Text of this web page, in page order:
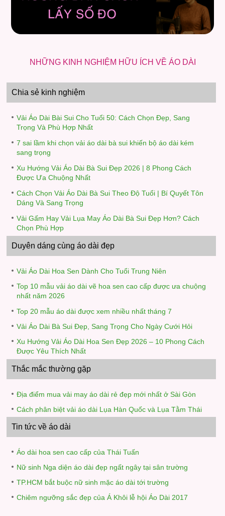
NHỮNG KINH NGHIỆM HỮU ÍCH VỀ ÁO DÀI
Chia sẻ kinh nghiệm
Vải Áo Dài Bài Sui Cho Tuổi 50: Cách Chọn Đẹp, Sang
Trọng Và Phù Hợp Nhất
7 sai lầm khi chọn vải áo dài bà sui khiến bộ áo dài kém
sang trọng
Xu Hướng Vải Áo Dài Bà Sui Đẹp 2026 | 8 Phong Cách
Được Ưa Chuộng Nhất
Cách Chọn Vải Áo Dài Bà Sui Theo Độ Tuổi | Bí Quyết Tôn
Dáng Và Sang Trọng
Vải Gấm Hay Vải Lụa May Áo Dài Bà Sui Đẹp Hơn? Cách
Chọn Phù Hợp
Duyên dáng cùng áo dài đẹp
Vải Áo Dài Hoa Sen Dành Cho Tuổi Trung Niên
Top 10 mẫu vải áo dài vẽ hoa sen cao cấp được ưa chuộng
nhất năm 2026
Top 20 mẫu áo dài được xem nhiều nhất tháng 7
Vải Áo Dài Bà Sui Đẹp, Sang Trọng Cho Ngày Cưới Hỏi
Xu Hướng Vải Áo Dài Hoa Sen Đẹp 2026 – 10 Phong Cách
Được Yêu Thích Nhất
Thắc mắc thường gặp
Địa điểm mua vải may áo dài rẻ đẹp mới nhất ở Sài Gòn
Cách phân biệt vải áo dài Lụa Hàn Quốc và Lụa Tằm Thái
Tin tức về áo dài
Áo dài hoa sen cao cấp của Thái Tuấn
Nữ sinh Nga diện áo dài đẹp ngất ngây tại sân trường
TP.HCM bắt buộc nữ sinh mặc áo dài tới trường
Chiêm ngưỡng sắc đẹp của Á Khôi lễ hội Áo Dài 2017